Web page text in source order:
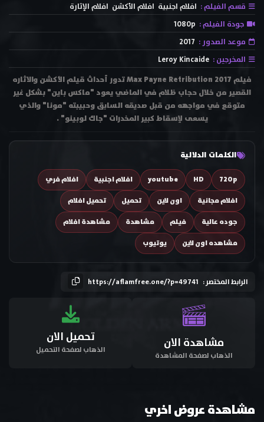
قسم الفيلم : افلام اجنبية افلام الأكشن افلام الإثارة
جودة الفيلم : 1080p
موعد الصدور : 2017
المخرجين : Leroy Kincaide
فيلم Max Payne Retribution 2017 تدور أحداث قيلم الأكشن والاثاره
القصير من خلال حجاب ظلام في الماضي يعود "ماكس باين" بشكل غير
متوقع في مواجهه من قبل صديقه السابق وحبيبته "مونا" والذي
يسعى لإسقاط كبير المخدرات "جاك لوبينو" .
الكلمات الدلالية
720p
HD
youtube افلام اجنبية
افلام فري
افلام مجانية
اون لاين تحميل
تحميل افلام
جوده عالية
فيلم مشاهدة
مشاهدة افلام
مشاهده اون لاين
يوتيوب
الرابط المختصر : https://aflamfree.one/?p=49741
مشاهدة الان
الذهاب لصفحة المشاهدة
تحميل الان
الذهاب لصفحة التحميل
مشاهدة عروض اخري